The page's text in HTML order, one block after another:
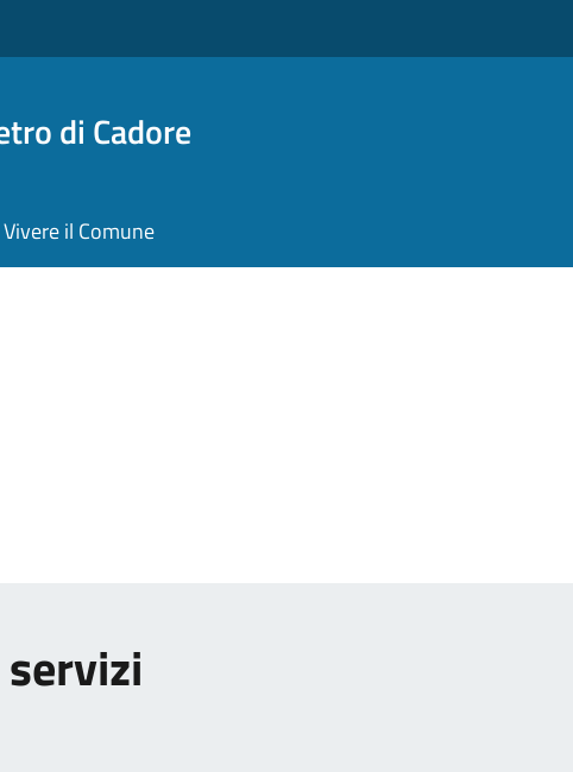
di Cadore
Vivere il Comune